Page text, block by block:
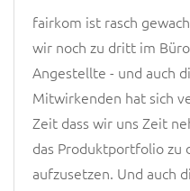
fairkom ist rasch
wir noch zu dritt im
Angestellte - und auch
Mitwirkenden hat sich
Zeit dass wir uns Zeit
das Produktportfolio zu
aufzusetzen. Und auch